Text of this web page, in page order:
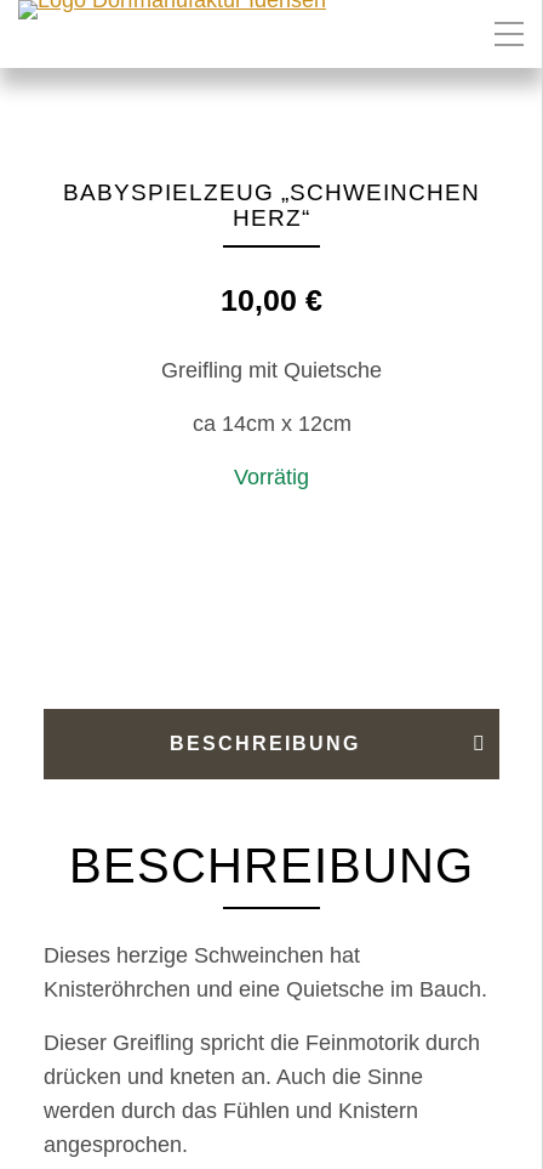
BABYSPIELZEUG „SCHWEINCHEN
HERZ“
10,00 €
Greifling mit Quietsche
ca 14cm x 12cm
Vorrätig
BESCHREIBUNG
BESCHREIBUNG
Dieses herzige Schweinchen hat
Knisteröhrchen und eine Quietsche im Bauch.
Dieser Greifling spricht die Feinmotorik durch
drücken und kneten an. Auch die Sinne
werden durch das Fühlen und Knistern
angesprochen.